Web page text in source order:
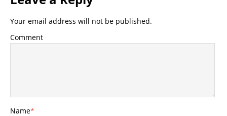
Your email address will not be published.
Comment
Name*